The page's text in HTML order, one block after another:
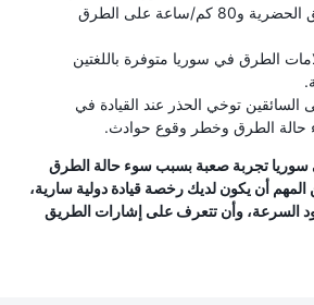
ساعة في المناطق الحضرية و80 كم/ساعة على الطرق
الطرق في سوريا متوفرة باللغتين
توخي الحذر عند القيادة في
حالة الطرق وخطر وقوع حوادث.
سوريا تجربة صعبة بسبب سوء حالة الطرق
أن يكون لديك رخصة قيادة دولية سارية،
السرعة، وأن تتعرف على إشارات الطريق